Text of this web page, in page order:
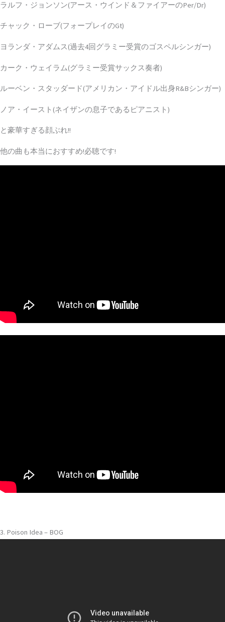
ラルフ・ジョンソン(アース・ウインド＆ファイアーのPer/Dr)
チャック・ローブ(フォープレイのGt)
ヨランダ・アダムス(過去4回グラミー受賞のゴスペルシンガー)
カーク・ウェイラム(グラミー受賞サックス奏者)
ルーベン・スタッダード(アメリカン・アイドル出身R&Bシンガー)
ノア・イースト(ネイザンの息子であるピアニスト)
と豪華すぎる顔ぶれ!!
他の曲も本当におすすめ!必聴です!
3. Poison Idea – BOG